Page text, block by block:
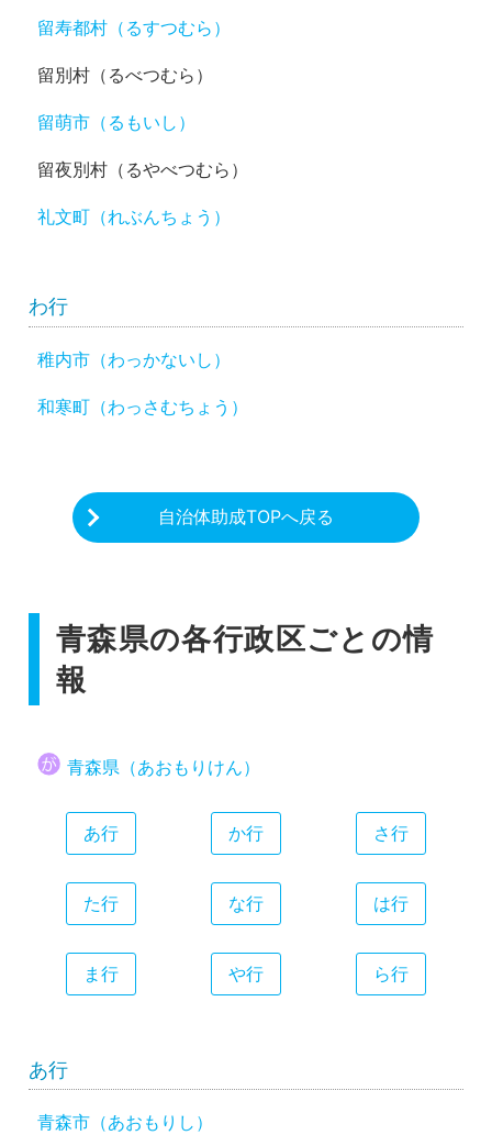
留寿都村（るすつむら）
留別村（るべつむら）
留萌市（るもいし）
留夜別村（るやべつむら）
礼文町（れぶんちょう）
わ行
稚内市（わっかないし）
和寒町（わっさむちょう）
自治体助成TOPへ戻る
青森県の各行政区ごとの情
報
青森県（あおもりけん）
あ行 か行 さ行
た行 な行 は行
ま行 や行 ら行
あ行
青森市（あおもりし）